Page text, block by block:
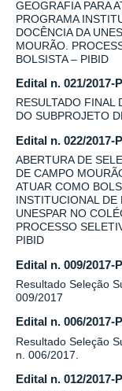
GEOGRAFIA PARA
PROGRAMA
DOCÊNCIA DA
MOURÃO.
BOLSISTA – PIBID
Edital n. 021/2017-
RESULTADO FINAL
DO SUBPROJETO
Edital n. 022/2017-
ABERTURA DE
DE CAMPO
ATUAR COMO
INSTITUCIONAL DE
UNESPAR NO
PROCESSO
PIBID
Edital n. 009/2017-
Resultado Seleção
009/2017
Edital n. 006/2017-
Resultado Seleção
n. 006/2017.
Edital n. 012/2017-